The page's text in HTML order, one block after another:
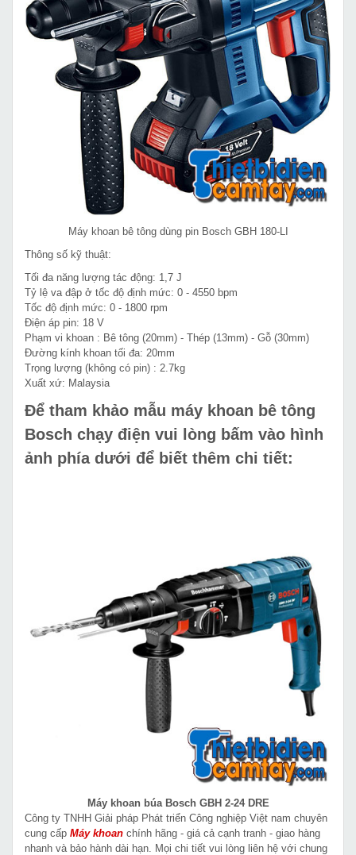
Máy khoan bê tông dùng pin Bosch GBH 180-LI
Thông số kỹ thuật:
Tối đa năng lượng tác động: 1,7 J
Tỷ lệ va đập ở tốc độ định mức: 0 - 4550 bpm
Tốc độ định mức: 0 - 1800 rpm
Điện áp pin: 18 V
Phạm vi khoan : Bê tông (20mm) - Thép (13mm) - Gỗ (30mm)
Đường kính khoan tối đa: 20mm
Trọng lượng (không có pin) : 2.7kg
Xuất xứ: Malaysia
Để tham khảo mẫu máy khoan bê tông
Bosch chạy điện vui lòng bấm vào hình
ảnh phía dưới để biết thêm chi tiết:
Máy khoan búa Bosch GBH 2-24 DRE
Công ty TNHH Giải pháp Phát triển Công nghiệp Việt nam chuyên
cung cấp Máy khoan chính hãng - giá cả cạnh tranh - giao hàng
nhanh và bảo hành dài hạn. Mọi chi tiết vui lòng liên hệ với chung